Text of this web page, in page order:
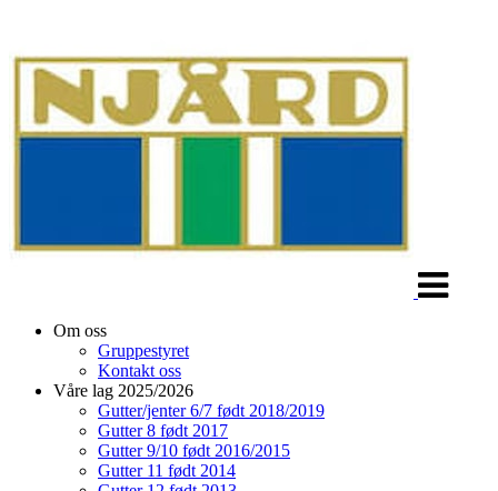
Om oss
Gruppestyret
Kontakt oss
Våre lag 2025/2026
Gutter/jenter 6/7 født 2018/2019
Gutter 8 født 2017
Gutter 9/10 født 2016/2015
Gutter 11 født 2014